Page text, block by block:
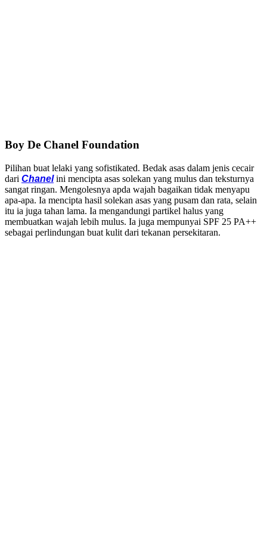
Boy De Chanel Foundation
Pilihan buat lelaki yang sofistikated. Bedak asas dalam jenis cecair
dari Chanelini mencipta asas solekan yang mulus dan teksturnya
sangat ringan. Mengolesnya apda wajah bagaikan tidak menyapu
apa-apa. Ia mencipta hasil solekan asas yang pusam dan rata, selain
itu ia juga tahan lama. Ia mengandungi partikel halus yang
membuatkan wajah lebih mulus. Ia juga mempunyai SPF 25 PA++
sebagai perlindungan buat kulit dari tekanan persekitaran.